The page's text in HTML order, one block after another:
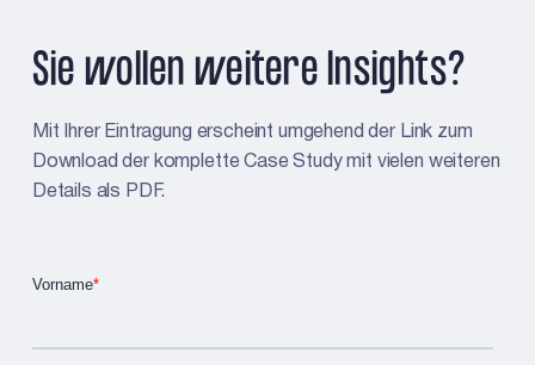
Sie wollen weitere Insights?
Mit Ihrer Eintragung erscheint umgehend der Link zum
Download der komplette Case Study mit vielen weiteren
Details als PDF.